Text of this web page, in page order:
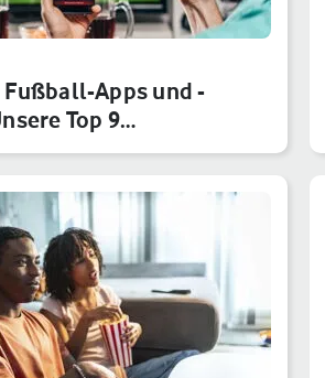
Fußball-Apps und -
Top 9
f…